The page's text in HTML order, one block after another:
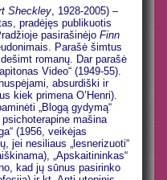
Sheckley , 1928-2005) –
pradėjęs publikuotis
pasirašinėjoFinn
Parašė šimtus
romanų. Dar parašė
Video“ (1949-55).
absurdiški ir
kiek primena O’Henri).
„Blogą gydymą“
mašina
(1956, veikėjas
jei nesiliaus „lesnerizuoti“
„Apskaitininkas“
kad jų sūnus pasirinko